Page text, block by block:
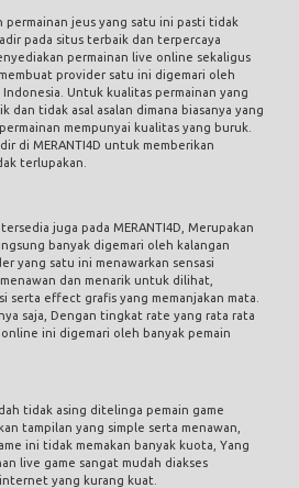
permainan jeus yang satu ini pasti tidak
pada situs terbaik dan terpercaya
permainan live online sekaligus
provider satu ini digemari oleh
Untuk kualitas permainan yang
dan tidak asal asalan dimana biasanya yang
mempunyai kualitas yang buruk.
di MERANTI4D untuk memberikan
terlupakan.
juga pada MERANTI4D, Merupakan
banyak digemari oleh kalangan
yang satu ini menawarkan sensasi
dan menarik untuk dilihat,
serta effect grafis yang memanjakan mata.
saja, Dengan tingkat rate yang rata rata
ini digemari oleh banyak pemain
tidak asing ditelinga pemain game
tampilan yang simple serta menawan,
ini tidak memakan banyak kuota, Yang
live game sangat mudah diakses
yang kurang kuat.